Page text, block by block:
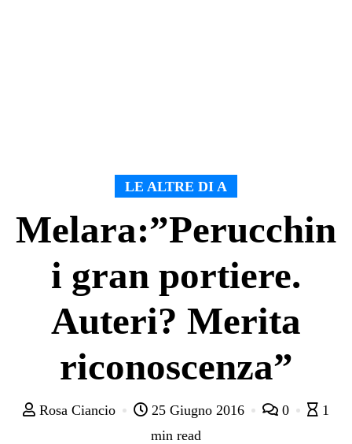
LE ALTRE DI A
Melara:”Perucchin
i gran portiere.
Auteri? Merita
riconoscenza”
Rosa Ciancio 25 Giugno 2016 0
1
min read